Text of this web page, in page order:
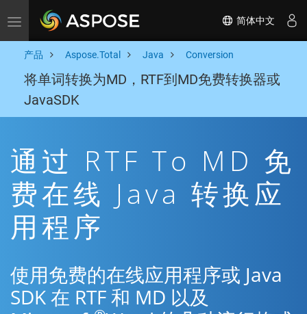
Toggle navigation 简体中文
产品 Aspose.Total Java Conversion
将单词转换为MD，RTF到MD免费转换器或
JavaSDK
通过 RTF To MD 免
费在线 Java 转换应
用程序
使用免费的在线应用程序或 Java
SDK 在 RTF 和 MD 以及